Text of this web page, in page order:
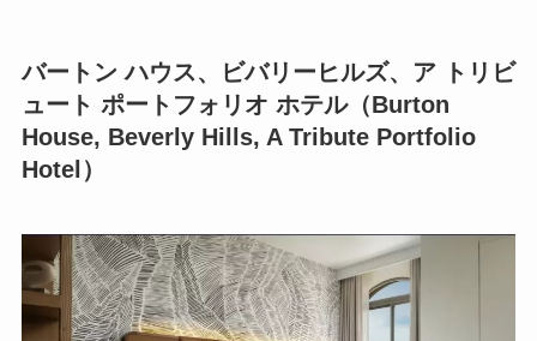
バートン ハウス、ビバリーヒルズ、ア トリビ
ュート ポートフォリオ ホテル（Burton
House, Beverly Hills, A Tribute Portfolio
Hotel）